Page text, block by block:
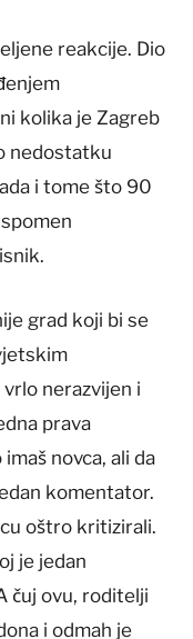
reakcije. Dio
kolika je Zagreb
nedostatku
i tome što 90
grad koji bi se
nerazvijen i
prava
novca, ali da
komentator.
oštro kritizirali.
je jedan
čuj ovu, roditelji
i odmah je